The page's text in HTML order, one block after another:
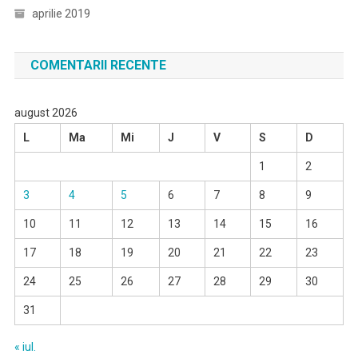
aprilie 2019
COMENTARII RECENTE
august 2026
L
Ma Mi J V S D
1 2
3 4 5 6 7 8 9
10 11 12 13 14 15 16
17 18 19 20 21 22 23
24 25 26 27 28 29 30
31
« iul.